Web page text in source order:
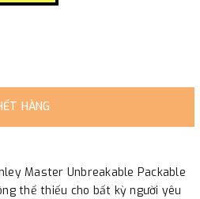
HÀNG
Master Unbreakable Packable
thể thiếu cho bất kỳ người yêu